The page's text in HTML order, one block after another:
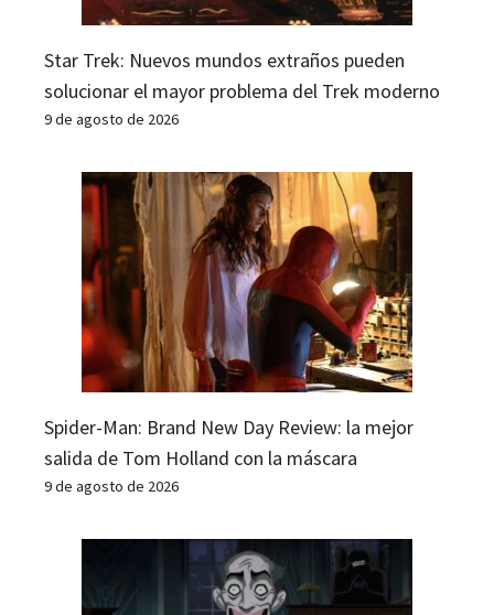
Star Trek: Nuevos mundos extraños pueden
solucionar el mayor problema del Trek moderno
9 de agosto de 2026
Spider-Man: Brand New Day Review: la mejor
salida de Tom Holland con la máscara
9 de agosto de 2026